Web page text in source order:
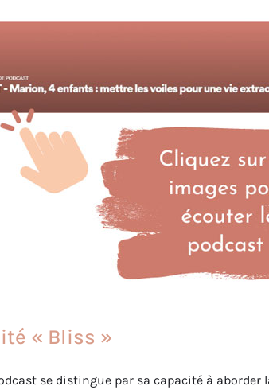
« Bliss »
se distingue par sa capacité à